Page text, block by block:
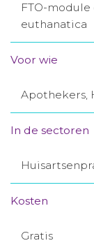
Contact
FTO-
euthanatica
Voor wie
Apothekers,
In de sectoren
Kosten
Gratis